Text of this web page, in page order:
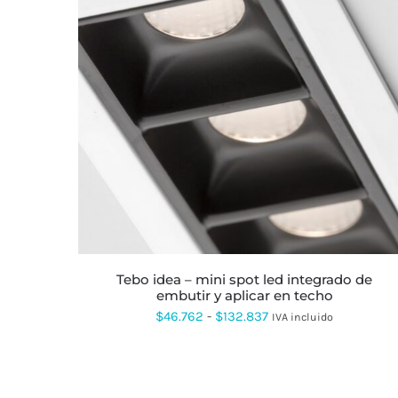
PRODUCTO
MÚLTIPLES
VARIANTES.
LAS
PUEDEN
ELEGIR
PÁGINA
DE
PRODUCTO
tebo idea – mini spot led integrado de
embutir y aplicar en techo
$46.762 - $132.837Rango
IVA incluido